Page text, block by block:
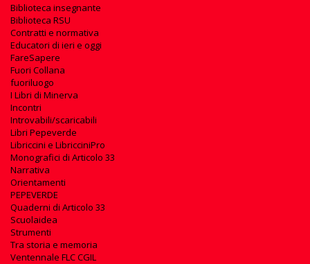
Biblioteca insegnante
Biblioteca RSU
Contratti e normativa
Educatori di ieri e oggi
FareSapere
Fuori Collana
fuoriluogo
I Libri di Minerva
Incontri
Introvabili/scaricabili
Libri Pepeverde
Libriccini e LibricciniPro
Monografici di Articolo 33
Narrativa
Orientamenti
PEPEVERDE
Quaderni di Articolo 33
Scuolaidea
Strumenti
Tra storia e memoria
Ventennale FLC CGIL